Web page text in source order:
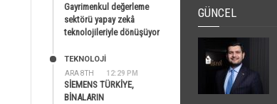
Gayrimenkul değerleme
sektörü yapay zekâ
teknolojileriyle dönüşüyor
ARA 8TH 12:29 PM
TEKNOLOJİ
SİEMENS TÜRKİYE,
BİNALARIN
GÜNCEL